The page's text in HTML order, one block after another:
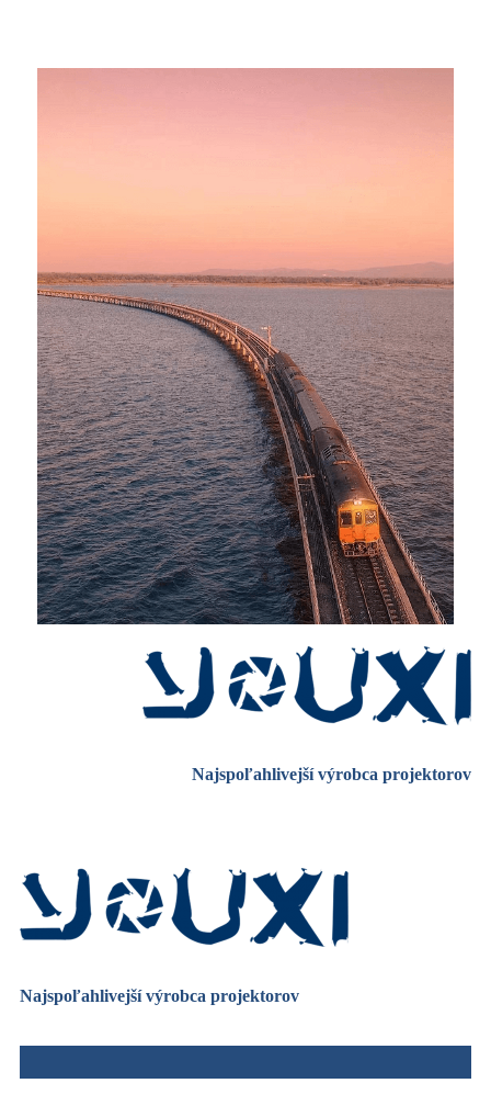
Najspoľahlivejší výrobca projektorov
Najspoľahlivejší výrobca projektorov